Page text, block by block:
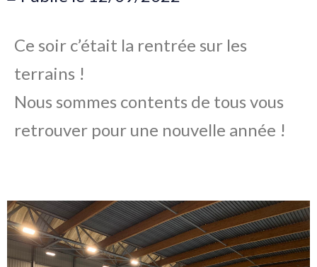
Ce soir c’était la rentrée sur les
terrains !
Nous sommes contents de tous vous
retrouver pour une nouvelle année !